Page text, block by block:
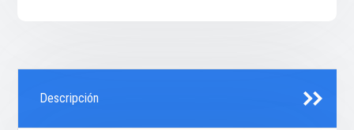
Descripción